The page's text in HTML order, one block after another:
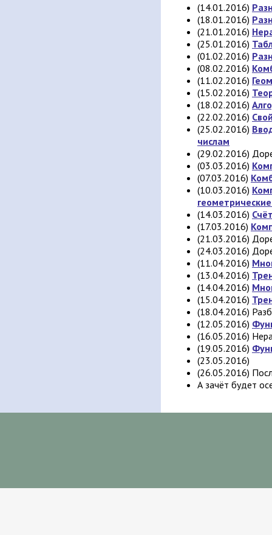
(14.01.2016)
(18.01.2016)
(21.01.2016)
(25.01.2016)
(01.02.2016)
(08.02.2016)
(11.02.2016)
(15.02.2016)
(18.02.2016)
(22.02.2016)
(25.02.2016)
числам
(29.02.2016)
(03.03.2016)
(07.03.2016)
(10.03.2016)
(14.03.2016)
(17.03.2016)
(21.03.2016)
(24.03.2016)
(11.04.2016)
(13.04.2016)
(14.04.2016)
(15.04.2016)
(18.04.2016)
(12.05.2016)
(16.05.2016)
(19.05.2016)
(23.05.2016)
(26.05.2016)
А зачёт будет